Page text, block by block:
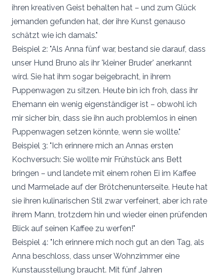
ihren kreativen Geist behalten hat – und zum Glück
jemanden gefunden hat, der ihre Kunst genauso
schätzt wie ich damals."
Beispiel 2: "Als Anna fünf war, bestand sie darauf, dass
unser Hund Bruno als ihr 'kleiner Bruder' anerkannt
wird. Sie hat ihm sogar beigebracht, in ihrem
Puppenwagen zu sitzen. Heute bin ich froh, dass ihr
Ehemann ein wenig eigenständiger ist – obwohl ich
mir sicher bin, dass sie ihn auch problemlos in einen
Puppenwagen setzen könnte, wenn sie wollte."
Beispiel 3: "Ich erinnere mich an Annas ersten
Kochversuch: Sie wollte mir Frühstück ans Bett
bringen – und landete mit einem rohen Ei im Kaffee
und Marmelade auf der Brötchenunterseite. Heute hat
sie ihren kulinarischen Stil zwar verfeinert, aber ich rate
ihrem Mann, trotzdem hin und wieder einen prüfenden
Blick auf seinen Kaffee zu werfen!"
Beispiel 4: "Ich erinnere mich noch gut an den Tag, als
Anna beschloss, dass unser Wohnzimmer eine
Kunstausstellung braucht. Mit fünf Jahren